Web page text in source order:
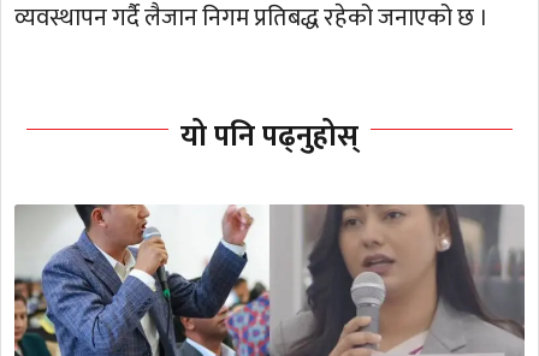
व्यवस्थापन गर्दै लैजान निगम प्रतिबद्ध रहेको जनाएको छ ।
यो पनि पढ्नुहोस्